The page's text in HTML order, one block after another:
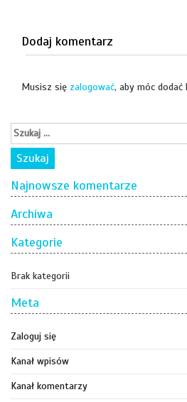
Dodaj komentarz
Musisz się zalogować, aby móc dodać
Najnowsze komentarze
Archiwa
Kategorie
Brak kategorii
Meta
Zaloguj się
Kanał wpisów
Kanał komentarzy